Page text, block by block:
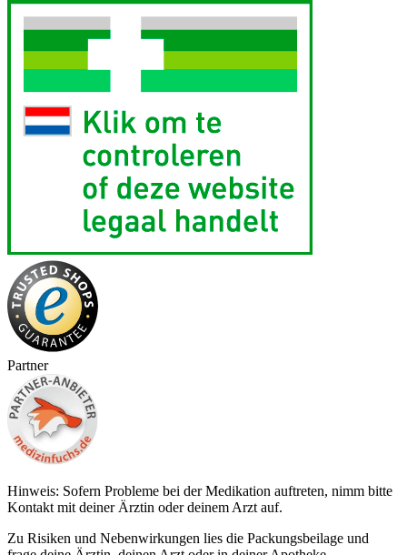
Partner
Hinweis: Sofern Probleme bei der Medikation auftreten, nimm bitte
Kontakt mit deiner Ärztin oder deinem Arzt auf.
Zu Risiken und Nebenwirkungen lies die Packungsbeilage und